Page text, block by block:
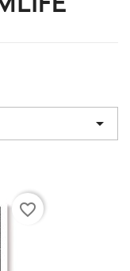

favorite_border